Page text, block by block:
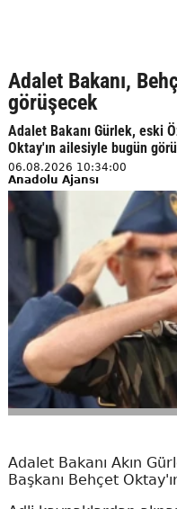
Adalet Bakanı,
görüşecek
Adalet Bakanı Gürlek, eski
Oktay'ın ailesiyle bugün
06.08.2026 10:34:00
Anadolu Ajansı
Adalet Bakanı Akın
Başkanı Behçet